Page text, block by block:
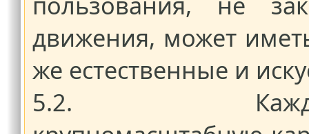
движения, может
же естественные и
5.2. Каждая